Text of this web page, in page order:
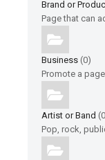
Brand or
Page that can
Business (0)
Promote a
Artist or Band
Pop, rock,